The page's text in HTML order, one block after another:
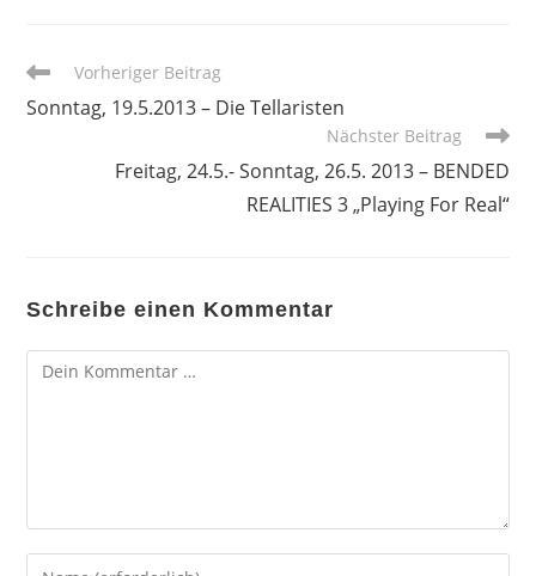
Weitere
ansehen
Vorheriger Beitrag
Sonntag, 19.5.2013 – Die Tellaristen
Nächster Beitrag
Freitag, 24.5.- Sonntag, 26.5. 2013 – BENDED
REALITIES 3 „Playing For Real“
Schreibe einen Kommentar
Kommentar
Gib